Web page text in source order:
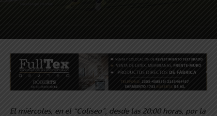
El miércoles, en el “Coliseo”, desde las 20:00 horas, por la